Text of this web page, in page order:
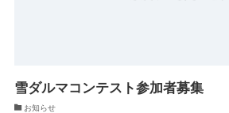
雪ダルマコンテスト参加者募集
お知らせ